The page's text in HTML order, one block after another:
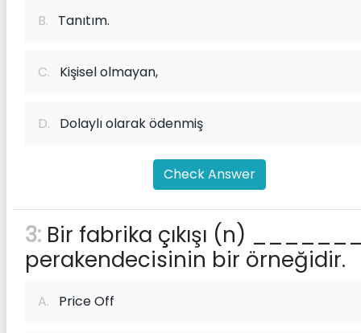
B. Tanıtım.
C. Kişisel olmayan,
D. Dolaylı olarak ödenmiş
Check Answer
3: Bir fabrika çıkışı (n)
perakendecisinin bir örneğidir.
A. Price Off